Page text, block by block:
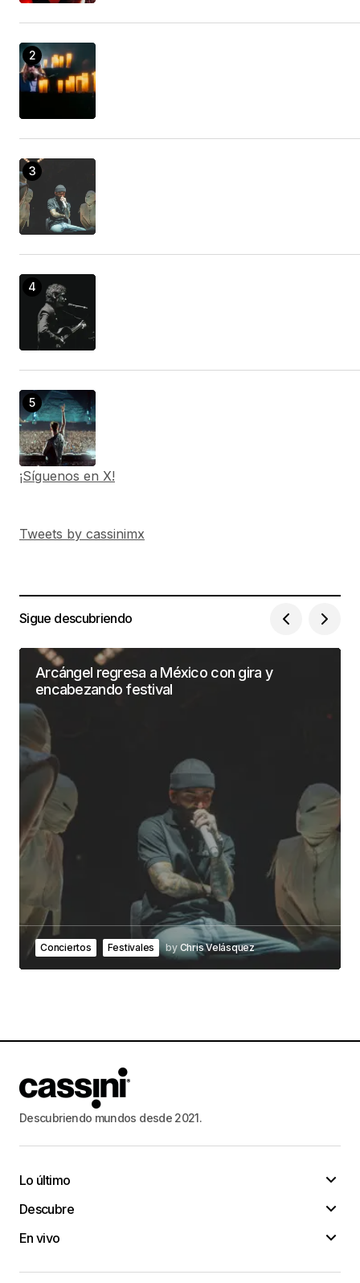
¡Síguenos en X!
Tweets by cassinimx
Sigue descubriendo
Arcángel regresa a México con gira y
encabezando festival
Conciertos Festivales by Chris Velásquez
Descubriendo mundos desde 2021.
Lo último
Descubre
En vivo